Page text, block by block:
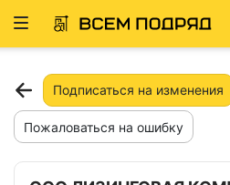
Развернуть
Подписаться на изменения
Пожаловаться на ошибку